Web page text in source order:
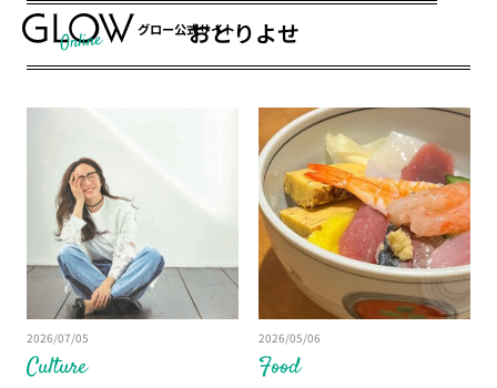
グロー公式サイトおとりよせ
Culture
2026/07/05
Food
2026/05/06